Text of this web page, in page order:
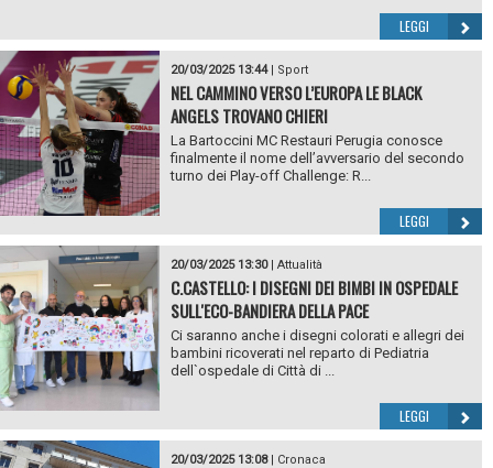
LEGGI
20/03/2025 13:44| Sport
NEL CAMMINO VERSO L’EUROPA LE BLACK
ANGELS TROVANO CHIERI
La Bartoccini MC Restauri Perugia conosce
finalmente il nome dell’avversario del secondo
turno dei Play-off Challenge: R...
LEGGI
20/03/2025 13:30| Attualità
C.CASTELLO: I DISEGNI DEI BIMBI IN OSPEDALE
SULL'ECO-BANDIERA DELLA PACE
Ci saranno anche i disegni colorati e allegri dei
bambini ricoverati nel reparto di Pediatria
dell`ospedale di Città di ...
LEGGI
20/03/2025 13:08| Cronaca